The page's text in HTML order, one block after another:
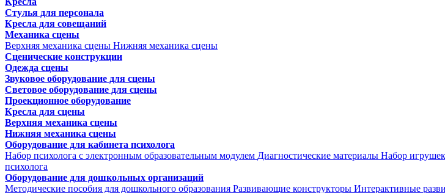
Стулья для персонала
Кресла для совещаний
Механика сцены
Верхняя механика сцены Нижняя механика сцены
Сценические конструкции
Одежда сцены
Звуковое оборудование для сцены
Световое оборудование для сцены
Проекционное оборудование
Кресла для сцены
Верхняя механика сцены
Нижняя механика сцены
Оборудование для кабинета психолога
Набор психолога с электронным образовательным модулем Диагностические материалы Набор
психолога
Оборудование для дошкольных организаций
Методические пособия для дошкольного образования Развивающие конструкторы Интерактивные